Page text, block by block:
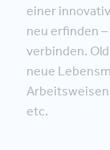
einer
neu erfinden
verbinden.
neue
etc.